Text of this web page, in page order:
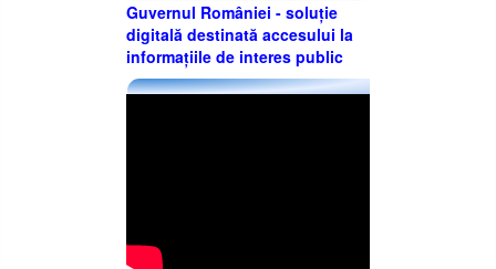
Guvernul României - soluție
digitală destinată accesului la
informațiile de interes public